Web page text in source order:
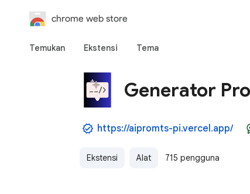
chrome web store
Temukan Ekstensi Tema
Generator
https://aipromts-pi.vercel.app/
Ekstensi Alat 715 pengguna